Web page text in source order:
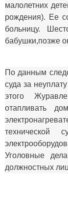
малолетних
рождения). Ее
больницу.
бабушки,позже
По данным
суда за
этого
отапливать
технической
Уголовные
должностных